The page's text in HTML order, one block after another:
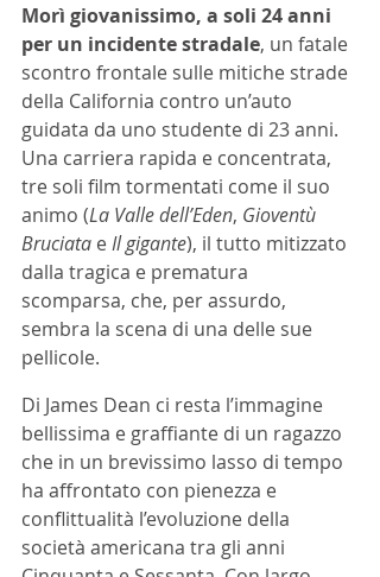
Morì giovanissimo, a soli 24 anni
per un incidente stradale, un fatale
scontro frontale sulle mitiche strade
della California contro un’auto
guidata da uno studente di 23 anni.
Una carriera rapida e concentrata,
tre soli film tormentati come il suo
animo (La Valle dell’Eden, Gioventù
Bruciata e Il gigante), il tutto mitizzato
dalla tragica e prematura
scomparsa, che, per assurdo,
sembra la scena di una delle sue
pellicole.
Di James Dean ci resta l’immagine
bellissima e graffiante di un ragazzo
che in un brevissimo lasso di tempo
ha affrontato con pienezza e
conflittualità l’evoluzione della
società americana tra gli anni